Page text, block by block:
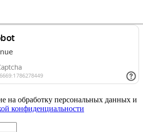
на обработку персональных данных и
конфиденциальности